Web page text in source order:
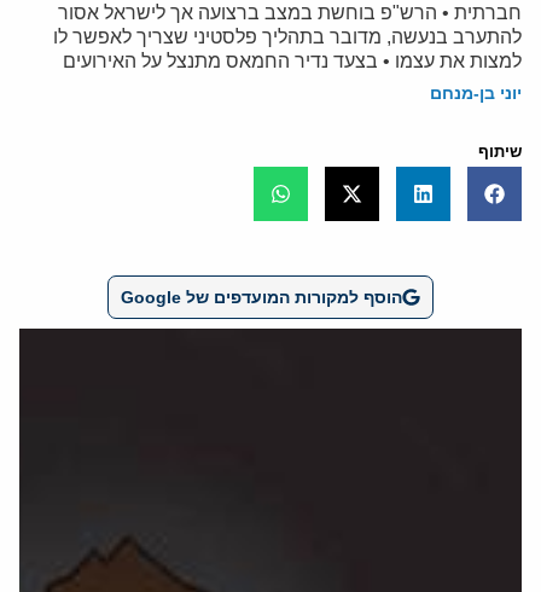
חברתית • הרש"פ בוחשת במצב ברצועה אך לישראל אסור
להתערב בנעשה, מדובר בתהליך פלסטיני שצריך לאפשר לו
למצות את עצמו • בצעד נדיר החמאס מתנצל על האירועים
יוני בן-מנחם
שיתוף
הוסף למקורות המועדפים של Google